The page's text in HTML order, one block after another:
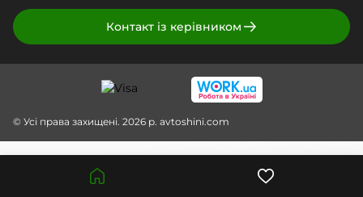
Контакт із керівником
© Усі права захищені. 2026 р. avtoshini.com